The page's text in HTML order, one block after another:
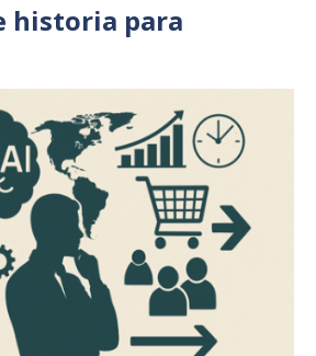
historia para